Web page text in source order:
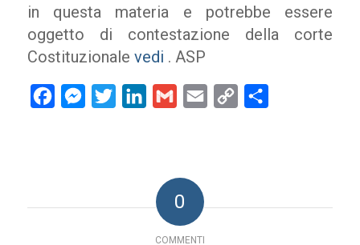
in questa materia e potrebbe essere
oggetto di contestazione della corte
Costituzionale vedi . ASP
FacebookMessenger
Twitter LinkedInGmail Email
Copy
0
COMMENTI